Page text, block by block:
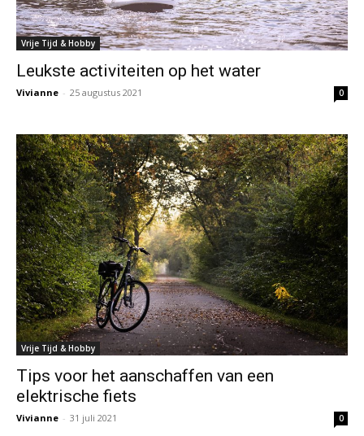
Vrije Tijd & Hobby
Leukste activiteiten op het water
Vivianne - 25 augustus 2021 0
Vrije Tijd & Hobby
Tips voor het aanschaffen van een
elektrische fiets
Vivianne - 31 juli 2021 0